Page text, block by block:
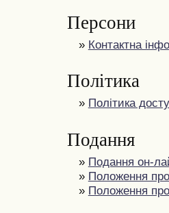
Персони
» Контактна
Політика
» Політика
Подання
» Подання он-
» Положення
» Положення про